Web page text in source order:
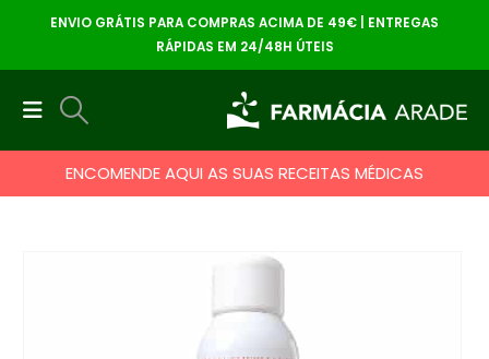
ENVIO GRÁTIS PARA COMPRAS ACIMA DE 49€ | ENTREGAS
RÁPIDAS EM 24/48H ÚTEIS
ENCOMENDE AQUI AS SUAS RECEITAS MÉDICAS